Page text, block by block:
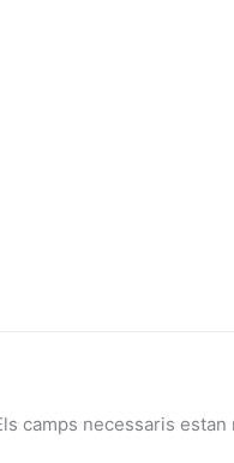
camps necessaris estan